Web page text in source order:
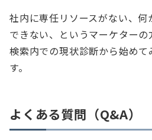
社内に専任リソースがない、
できない、というマーケター
検索内での現状診断から始め
す。
よくある質問（Q&A）